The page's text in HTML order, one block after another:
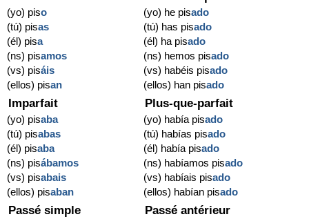
(yo) piso
(tú) pisas
(él) pisa
(ns) pisamos
(vs) pisáis
(ellos) pisan
(yo) he pisado
(tú) has pisado
(él) ha pisado
(ns) hemos pisado
(vs) habéis pisado
(ellos) han pisado
Imparfait
(yo) pisaba
(tú) pisabas
(él) pisaba
(ns) pisábamos
(vs) pisabais
(ellos) pisaban
Plus-que-parfait
(yo) había pisado
(tú) habías pisado
(él) había pisado
(ns) habíamos pisado
(vs) habíais pisado
(ellos) habían pisado
Passé simple Passé antérieur